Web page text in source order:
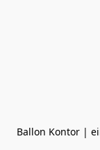
Ballon Kontor |